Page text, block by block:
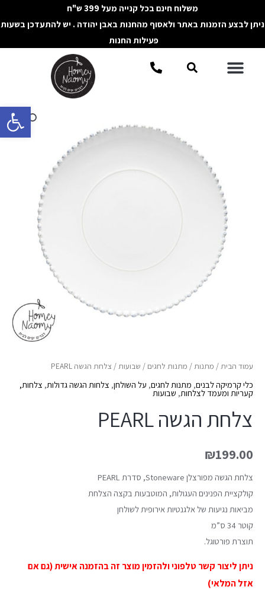
פתח
לתוכן
משלוח חינם בכל קנייה מעל 399 ש"ח
ניתן לבצע הזמנות באתר ולאסוף מהחנות באבן יהודה . יש להתעדכן בשעות
פעילות החנות
תפריטחיפוש
עמוד הבית/ מתנות/ מתנות לחגים / שבועות/ צלחת הגשה PEARL
כלי קרמיקה לבנים, מתנות לחגים, על השולחן, צלחות הגשה גדולות, צלחות,
קעריות ומעמד לצלחות, שבועות
צלחת הגשה PEARL
₪199.00
צלחת הגשה מפורצלן Stoneware, סדרת PEARL
קולקציית הפנינים העגולות, המוטבעות בקצה הצלחת
מביאות נגיעות של אלגנטיות אירופית לשולחן
קוטר 34 ס”מ
תוצרת פורטוגל.
ניתן ליצור קשר טלפוני ולהזמין מוצר זה בהזמנה אישית (גם אם
אזל המלאי)